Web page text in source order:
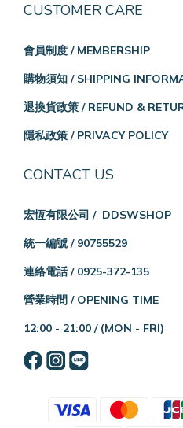
CUSTOMER CARE
會員制度 / MEMBERSHIP
購物須知 / SHIPPING
退換貨政策 / REFUND &
隱私政策 / PRIVACY POLICY
CONTACT US
宏恆有限公司 / DDSWSHOP
統一編號 / 90755529
連絡電話 / 0925-372-135
營業時間 / OPENING TIME
12:00 - 21:00 / (MON - FRI)